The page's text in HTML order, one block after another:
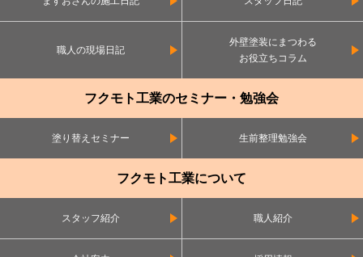
職人の現場日記
外壁塗装にまつわる
お役立ちコラム
フクモト工業のセミナー・勉強会
塗り替えセミナー 生前整理勉強会
フクモト工業について
スタッフ紹介 職人紹介